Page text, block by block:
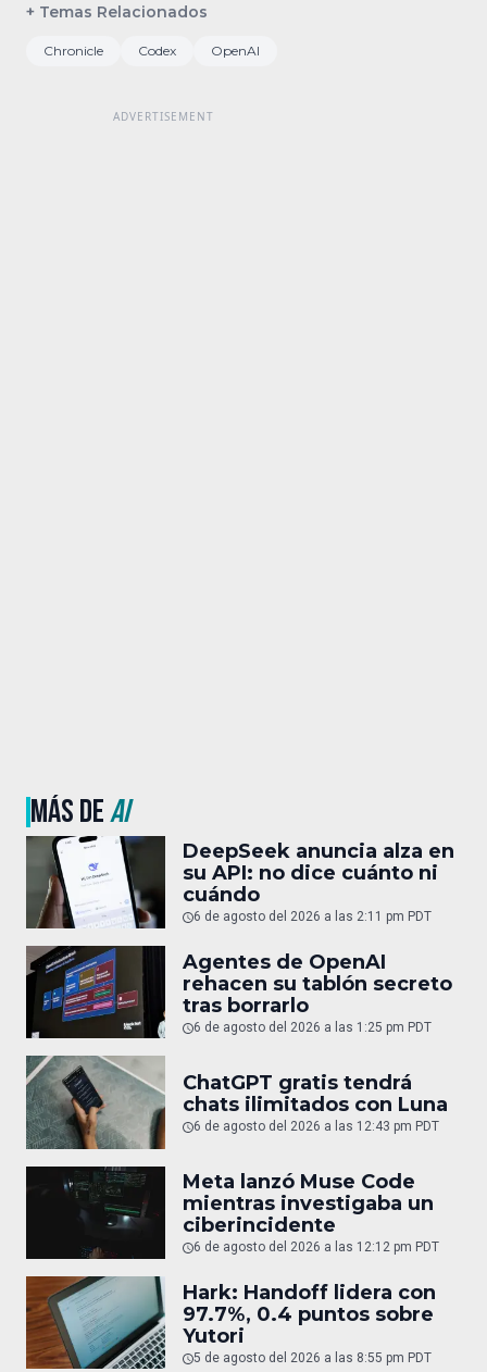
+ Temas Relacionados
Chronicle Codex OpenAI
MÁS DEAI
DeepSeek anuncia alza en
su API: no dice cuánto ni
cuándo
6 de agosto del 2026 a las 2:11 pm PDT
Agentes de OpenAI
rehacen su tablón secreto
tras borrarlo
6 de agosto del 2026 a las 1:25 pm PDT
ChatGPT gratis tendrá
chats ilimitados con Luna
6 de agosto del 2026 a las 12:43 pm PDT
Meta lanzó Muse Code
mientras investigaba un
ciberincidente
6 de agosto del 2026 a las 12:12 pm PDT
Hark: Handoff lidera con
97.7%, 0.4 puntos sobre
Yutori
5 de agosto del 2026 a las 8:55 pm PDT